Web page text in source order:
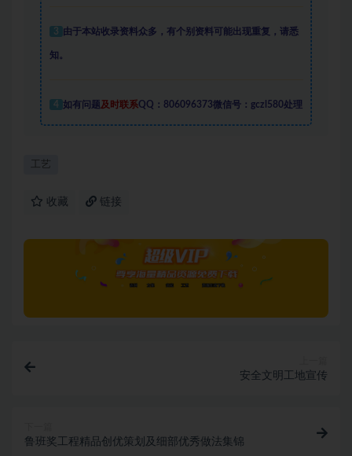
3 由于本站收录资料众多，有个别资料可能出现重复，请悉
知。
4 如有问题及时联系QQ：806096373微信号：gczl580处理
工艺
收藏 链接
安全文明工地宣传
鲁班奖工程精品创优策划及细部优秀做法集锦